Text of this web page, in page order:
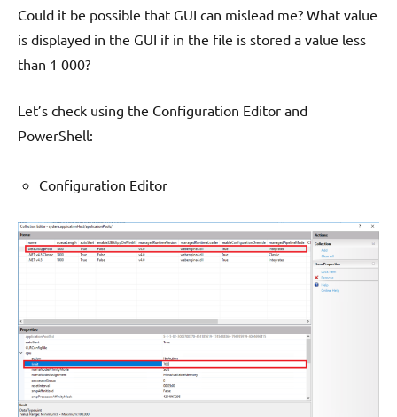
Could it be possible that GUI can mislead me? What value
is displayed in the GUI if in the file is stored a value less
than 1 000?
Let’s check using the Configuration Editor and
PowerShell:
Configuration Editor